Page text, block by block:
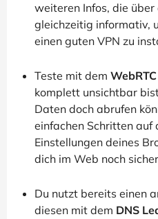
weiteren Infos, die
gleichzeitig informativ,
einen guten VPN zu
Teste mit dem
komplett unsichtbar
Daten doch abrufen
einfachen Schritten auf
Einstellungen deines
dich im Web noch
Du nutzt bereits einen
diesen mit dem DNS